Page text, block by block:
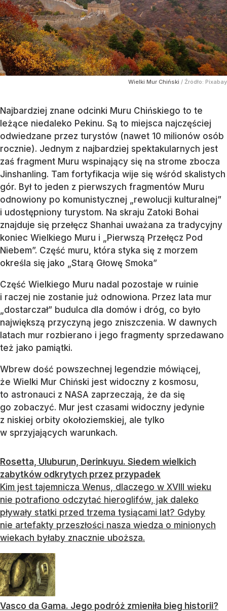
Wielki Mur Chiński / Źródło: Pixabay
Najbardziej znane odcinki Muru Chińskiego to te
leżące niedaleko Pekinu. Są to miejsca najczęściej
odwiedzane przez turystów (nawet 10 milionów osób
rocznie). Jednym z najbardziej spektakularnych jest
zaś fragment Muru wspinający się na strome zbocza
Jinshanling. Tam fortyfikacja wije się wśród skalistych
gór. Był to jeden z pierwszych fragmentów Muru
odnowiony po komunistycznej „rewolucji kulturalnej”
i udostępniony turystom. Na skraju Zatoki Bohai
znajduje się przełęcz Shanhai uważana za tradycyjny
koniec Wielkiego Muru i „Pierwszą Przełęcz Pod
Niebem”. Część muru, która styka się z morzem
określa się jako „Starą Głowę Smoka”
Część Wielkiego Muru nadal pozostaje w ruinie
i raczej nie zostanie już odnowiona. Przez lata mur
„dostarczał” budulca dla domów i dróg, co było
największą przyczyną jego zniszczenia. W dawnych
latach mur rozbierano i jego fragmenty sprzedawano
też jako pamiątki.
Wbrew dość powszechnej legendzie mówiącej,
że Wielki Mur Chiński jest widoczny z kosmosu,
to astronauci z NASA zaprzeczają, że da się
go zobaczyć. Mur jest czasami widoczny jedynie
z niskiej orbity okołoziemskiej, ale tylko
w sprzyjających warunkach.
Rosetta, Uluburun, Derinkuyu. Siedem wielkich
zabytków odkrytych przez przypadek
Kim jest tajemnicza Wenus, dlaczego w XVIII wieku
nie potrafiono odczytać hieroglifów, jak daleko
pływały statki przed trzema tysiącami lat? Gdyby
nie artefakty przeszłości nasza wiedza o minionych
wiekach byłaby znacznie uboższa.
Vasco da Gama. Jego podróż zmieniła bieg historii?